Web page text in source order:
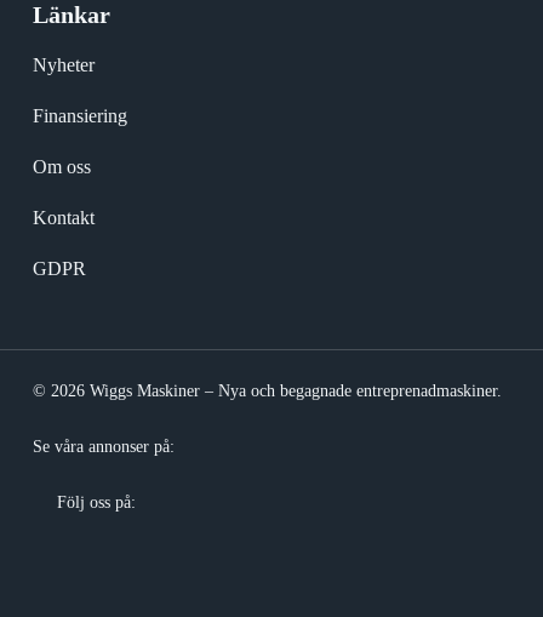
Länkar
Nyheter
Finansiering
Om oss
Kontakt
GDPR
© 2026 Wiggs Maskiner – Nya och begagnade entreprenadmaskiner.
Se våra annonser på:
Följ oss på: